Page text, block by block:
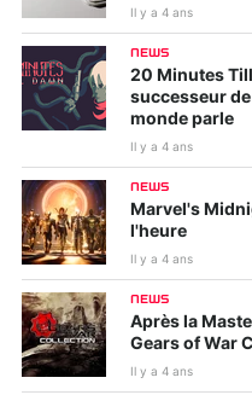
Il y a 4 ans
NEWS
20 Minutes
successeur
monde parle
Il y a 4 ans
NEWS
Marvel's
l'heure
Il y a 4 ans
NEWS
Après la
Gears of War
Il y a 4 ans